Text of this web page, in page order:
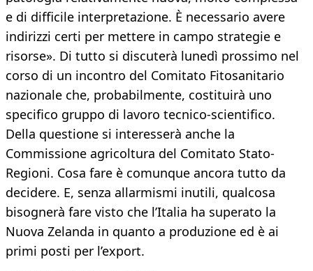
e di difficile interpretazione. È necessario avere
indirizzi certi per mettere in campo strategie e
risorse». Di tutto si discuterà lunedì prossimo nel
corso di un incontro del Comitato Fitosanitario
nazionale che, probabilmente, costituirà uno
specifico gruppo di lavoro tecnico-scientifico.
Della questione si interesserà anche la
Commissione agricoltura del Comitato Stato-
Regioni. Cosa fare è comunque ancora tutto da
decidere. E, senza allarmismi inutili, qualcosa
bisognerà fare visto che l’Italia ha superato la
Nuova Zelanda in quanto a produzione ed è ai
primi posti per l’export.